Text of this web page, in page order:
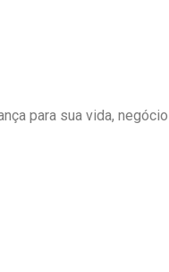
para sua vida,